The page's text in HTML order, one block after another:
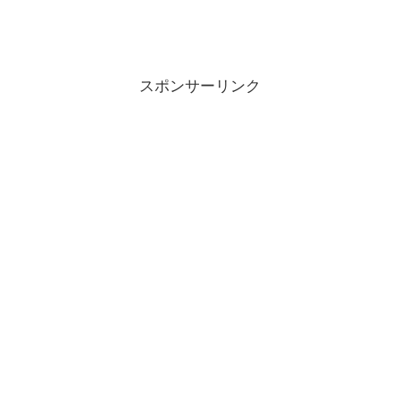
スポンサーリンク